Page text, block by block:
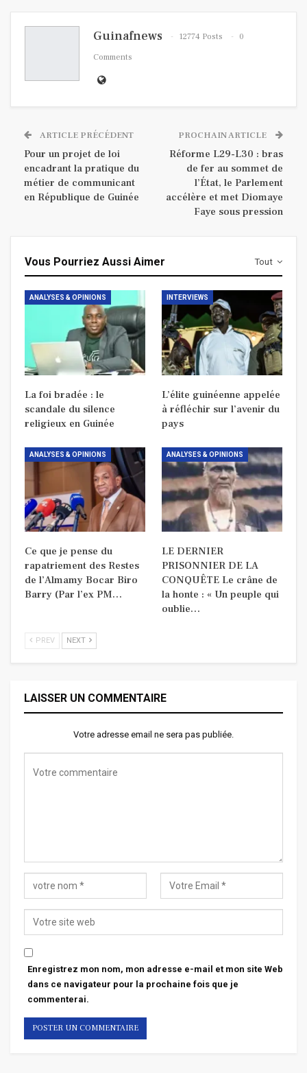
Guinafnews 12774 Posts
0
Comments
ARTICLE PRÉCÉDENT
Pour un projet de loi
encadrant la pratique du
métier de communicant
en République de Guinée
PROCHAIN ARTICLE
Réforme L29-L30 : bras
de fer au sommet de
l’État, le Parlement
accélère et met Diomaye
Faye sous pression
Tout
Vous Pourriez Aussi Aimer
ANALYSES & OPINIONS
La foi bradée : le
scandale du silence
religieux en Guinée
INTERVIEWS
L’élite guinéenne appelée
à réfléchir sur l’avenir du
pays
ANALYSES & OPINIONS
Ce que je pense du
rapatriement des Restes
de l’Almamy Bocar Biro
Barry (Par l’ex PM…
ANALYSES & OPINIONS
LE DERNIER
PRISONNIER DE LA
CONQUÊTE Le crâne de
la honte : « Un peuple qui
oublie…
PREV NEXT
LAISSER UN COMMENTAIRE
Votre adresse email ne sera pas publiée.
Enregistrez mon nom, mon adresse e-mail et mon site Web
dans ce navigateur pour la prochaine fois que je
commenterai.